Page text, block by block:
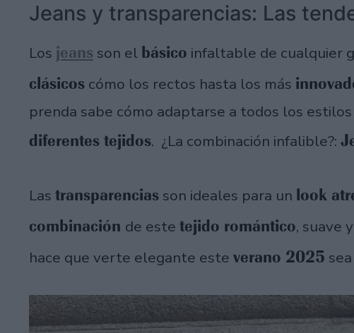
Jeans y transparencias: Las
Los jeans son el básico infaltable de cualquier
clásicos cómo los rectos hasta los más
prenda sabe cómo adaptarse a todos los
diferentes tejidos. ¿La combinación infalible?:
Las transparencias son ideales para un look
combinación de este tejido romántico, suave y
hace que verte elegante este verano 2025